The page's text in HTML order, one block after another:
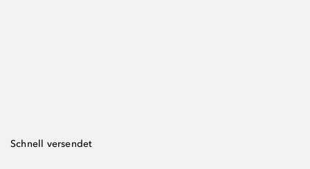
Schnell versendet